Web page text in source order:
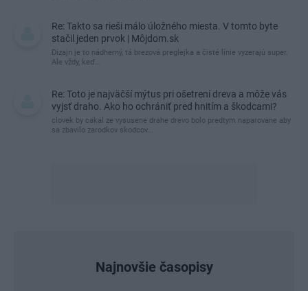
Re: Takto sa rieši málo úložného miesta. V tomto byte
stačil jeden prvok | Môjdom.sk
Dizajn je to nádherný, tá brezová preglejka a čisté línie vyzerajú super.
Ale vždy, keď…
Re: Toto je najväčší mýtus pri ošetrení dreva a môže vás
vyjsť draho. Ako ho ochrániť pred hnitím a škodcami?
clovek by cakal ze vysusene drahe drevo bolo predtym naparovane aby
sa zbavilo zarodkov skodcov...
Najnovšie časopisy